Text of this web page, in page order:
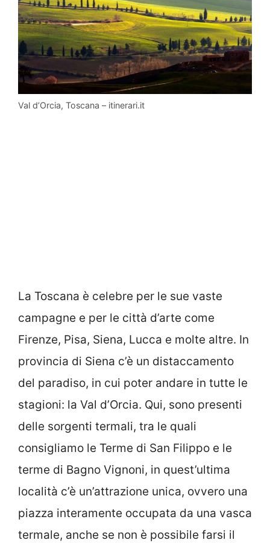
Val d’Orcia, Toscana – itinerari.it
La Toscana è celebre per le sue vaste
campagne e per le città d’arte come
Firenze, Pisa, Siena, Lucca e molte altre. In
provincia di Siena c’è un distaccamento
del paradiso, in cui poter andare in tutte le
stagioni: la Val d’Orcia. Qui, sono presenti
delle sorgenti termali, tra le quali
consigliamo le Terme di San Filippo e le
terme di Bagno Vignoni, in quest’ultima
località c’è un’attrazione unica, ovvero una
piazza interamente occupata da una vasca
termale, anche se non è possibile farsi il